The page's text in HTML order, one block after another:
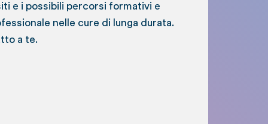
e i possibili percorsi formativi e
nelle cure di lunga durata.
a te.